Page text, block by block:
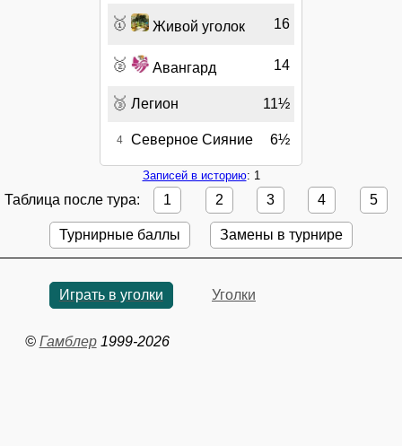
🥇 Живой уголок 16
🥈 Авангард 14
🥉 Легион 11½
4 Северное Сияние 6½
Записей в историю: 1
Таблица после тура: 1 2 3 4 5
Турнирные баллы Замены в турнире
Играть в уголки Уголки
© Гамблер1999-2026